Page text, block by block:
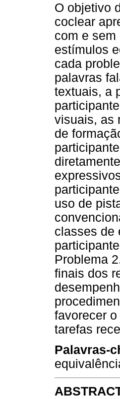
O objetivo
coclear
com e
estímulos
cada
palavras
textuais, a
visuais, as
de
uso de
classes de
Problema
finais dos
favorecer
tarefas
Palavras-